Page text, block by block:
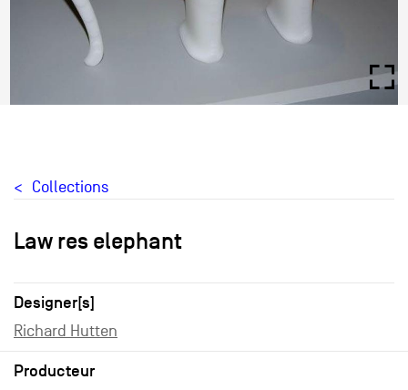
Collections
Law res elephant
Designer[s]
Richard Hutten
Producteur